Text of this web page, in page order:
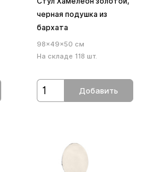
черная подушка из
бархата
98×49×50 см
На складе 118 шт.
Добавить